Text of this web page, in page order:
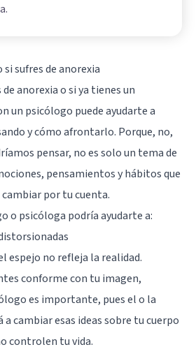
sufres de anorexia
anorexia o si ya tienes un
un psicólogo puede ayudarte a
y cómo afrontarlo. Porque, no,
pensar, no es solo un tema de
pensamientos y hábitos que
por tu cuenta.
o psicóloga podría ayudarte a:
espejo no refleja la realidad.
conforme con tu imagen,
es importante, pues el o la
cambiar esas ideas sobre tu cuerpo
controlen tu vida.